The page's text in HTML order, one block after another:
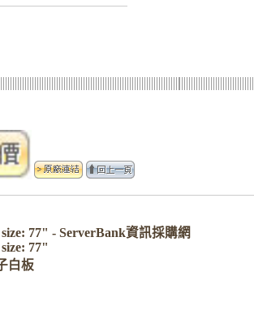
77" - ServerBank資訊採購網
77"
白板